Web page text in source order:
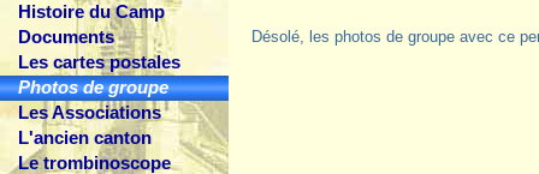
Histoire du Camp
Documents
Les cartes postales
Photos de groupe
Les Associations
L'ancien canton
Le trombinoscope
Désolé, les photos de groupe avec ce